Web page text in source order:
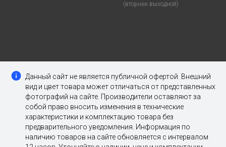
(вторник выходной)
Данный сайт не является публичной офертой. Внешний
вид и цвет товара может отличаться от представленных
фотографий на сайте. Производители оставляют за
собой право вносить изменения в технические
характеристики и комплектацию товара без
предварительного уведомления. Информация по
наличию товаров на сайте обновляется с интервалом